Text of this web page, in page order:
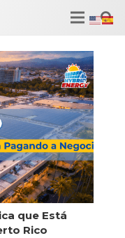
que Está
Rico